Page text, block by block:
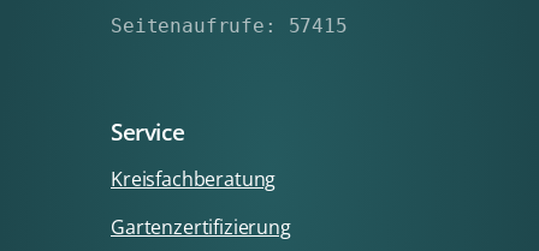
Seitenaufrufe: 57415
Service
Kreisfachberatung
Gartenzertifizierung